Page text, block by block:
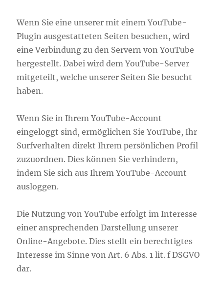
Wenn Sie eine unserer mit einem YouTube-
Plugin ausgestatteten Seiten besuchen, wird
eine Verbindung zu den Servern von YouTube
hergestellt. Dabei wird dem YouTube-Server
mitgeteilt, welche unserer Seiten Sie besucht
haben.
Wenn Sie in Ihrem YouTube-Account
eingeloggt sind, ermöglichen Sie YouTube, Ihr
Surfverhalten direkt Ihrem persönlichen Profil
zuzuordnen. Dies können Sie verhindern,
indem Sie sich aus Ihrem YouTube-Account
ausloggen.
Die Nutzung von YouTube erfolgt im Interesse
einer ansprechenden Darstellung unserer
Online-Angebote. Dies stellt ein berechtigtes
Interesse im Sinne von Art. 6 Abs. 1 lit. f DSGVO
dar.